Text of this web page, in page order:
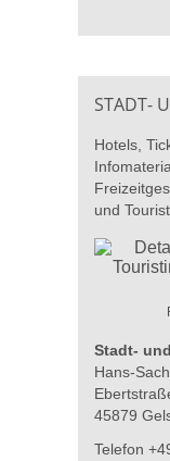
STADT-
Hotels,
und
Stadt-
Hans-
45879
Telefon